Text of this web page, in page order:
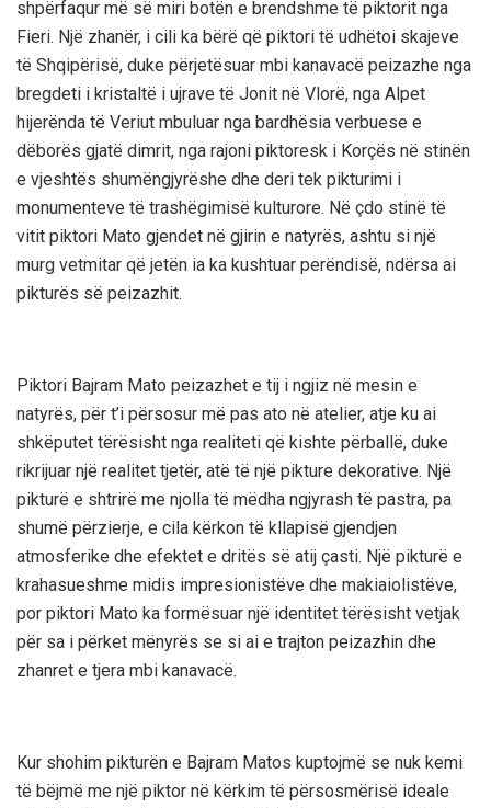
shpërfaqur më së miri botën e brendshme të piktorit nga
Fieri. Një zhanër, i cili ka bërë që piktori të udhëtoi skajeve
të Shqipërisë, duke përjetësuar mbi kanavacë peizazhe nga
bregdeti i kristaltë i ujrave të Jonit në Vlorë, nga Alpet
hijerënda të Veriut mbuluar nga bardhësia verbuese e
dëborës gjatë dimrit, nga rajoni piktoresk i Korçës në stinën
e vjeshtës shumëngjyrëshe dhe deri tek pikturimi i
monumenteve të trashëgimisë kulturore. Në çdo stinë të
vitit piktori Mato gjendet në gjirin e natyrës, ashtu si një
murg vetmitar që jetën ia ka kushtuar perëndisë, ndërsa ai
pikturës së peizazhit.
Piktori Bajram Mato peizazhet e tij i ngjiz në mesin e
natyrës, për t’i përsosur më pas ato në atelier, atje ku ai
shkëputet tërësisht nga realiteti që kishte përballë, duke
rikrijuar një realitet tjetër, atë të një pikture dekorative. Një
pikturë e shtrirë me njolla të mëdha ngjyrash të pastra, pa
shumë përzierje, e cila kërkon të kllapisë gjendjen
atmosferike dhe efektet e dritës së atij çasti. Një pikturë e
krahasueshme midis impresionistëve dhe makiaiolistëve,
por piktori Mato ka formësuar një identitet tërësisht vetjak
për sa i përket mënyrës se si ai e trajton peizazhin dhe
zhanret e tjera mbi kanavacë.
Kur shohim pikturën e Bajram Matos kuptojmë se nuk kemi
të bëjmë me një piktor në kërkim të përsosmërisë ideale